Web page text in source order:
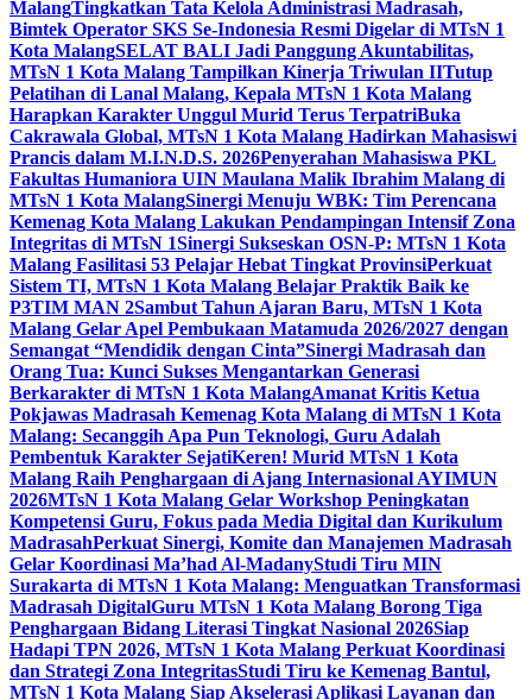
MalangTingkatkan Tata Kelola Administrasi Madrasah,
Bimtek Operator SKS Se-Indonesia Resmi Digelar di MTsN 1
Kota MalangSELAT BALI Jadi Panggung Akuntabilitas,
MTsN 1 Kota Malang Tampilkan Kinerja Triwulan IITutup
Pelatihan di Lanal Malang, Kepala MTsN 1 Kota Malang
Harapkan Karakter Unggul Murid Terus TerpatriBuka
Cakrawala Global, MTsN 1 Kota Malang Hadirkan Mahasiswi
Prancis dalam M.I.N.D.S. 2026Penyerahan Mahasiswa PKL
Fakultas Humaniora UIN Maulana Malik Ibrahim Malang di
MTsN 1 Kota MalangSinergi Menuju WBK: Tim Perencana
Kemenag Kota Malang Lakukan Pendampingan Intensif Zona
Integritas di MTsN 1Sinergi Sukseskan OSN-P: MTsN 1 Kota
Malang Fasilitasi 53 Pelajar Hebat Tingkat ProvinsiPerkuat
Sistem TI, MTsN 1 Kota Malang Belajar Praktik Baik ke
P3TIM MAN 2Sambut Tahun Ajaran Baru, MTsN 1 Kota
Malang Gelar Apel Pembukaan Matamuda 2026/2027 dengan
Semangat “Mendidik dengan Cinta”Sinergi Madrasah dan
Orang Tua: Kunci Sukses Mengantarkan Generasi
Berkarakter di MTsN 1 Kota MalangAmanat Kritis Ketua
Pokjawas Madrasah Kemenag Kota Malang di MTsN 1 Kota
Malang: Secanggih Apa Pun Teknologi, Guru Adalah
Pembentuk Karakter SejatiKeren! Murid MTsN 1 Kota
Malang Raih Penghargaan di Ajang Internasional AYIMUN
2026MTsN 1 Kota Malang Gelar Workshop Peningkatan
Kompetensi Guru, Fokus pada Media Digital dan Kurikulum
MadrasahPerkuat Sinergi, Komite dan Manajemen Madrasah
Gelar Koordinasi Ma’had Al-MadanyStudi Tiru MIN
Surakarta di MTsN 1 Kota Malang: Menguatkan Transformasi
Madrasah DigitalGuru MTsN 1 Kota Malang Borong Tiga
Penghargaan Bidang Literasi Tingkat Nasional 2026Siap
Hadapi TPN 2026, MTsN 1 Kota Malang Perkuat Koordinasi
dan Strategi Zona IntegritasStudi Tiru ke Kemenag Bantul,
MTsN 1 Kota Malang Siap Akselerasi Aplikasi Layanan dan